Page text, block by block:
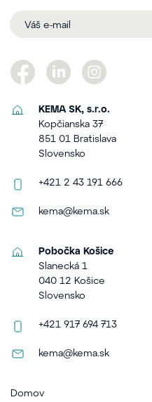
KEMA SK, s.r.o.
Kopčianska 37
851 01 Bratislava
Slovensko
+421 2 43 191 666
kema@kema.sk
Pobočka Košice
Slanecká 1
040 12 Košice
Slovensko
+421 917 694 713
kema@kema.sk
Domov